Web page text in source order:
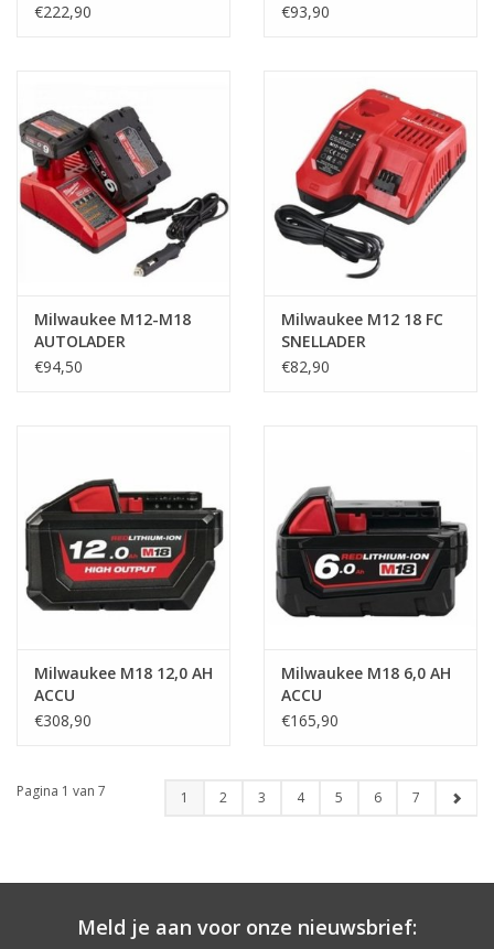
€222,90
€93,90
Milwaukee M12-M18
AUTOLADER
€94,50
Milwaukee M12 18 FC
SNELLADER
€82,90
Milwaukee M18 12,0 AH
ACCU
€308,90
Milwaukee M18 6,0 AH
ACCU
€165,90
Pagina 1 van 7 1 2 3 4 5 6 7
Meld je aan voor onze nieuwsbrief: